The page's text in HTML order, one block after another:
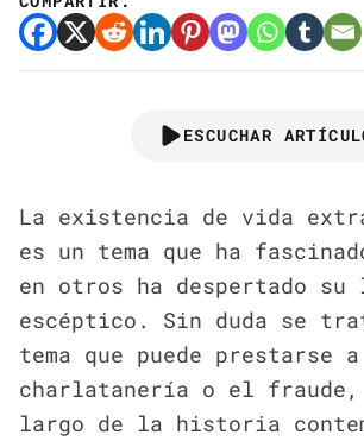
ESCUCHAR
La existencia de vida
es un tema que ha
en otros ha despertado su
escéptico. Sin duda se
tema que puede prestarse
charlatanería o el
largo de la historia